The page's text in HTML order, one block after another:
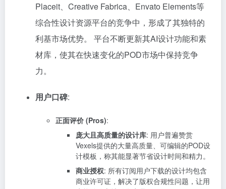
Placeit、Creative Fabrica、Envato Elements等
综合性设计资源平台的竞争中，形成了其独特的
利基市场优势。 平台不断更新其AI设计功能和素
材库，使其在快速变化的POD市场中保持竞争
力。
用户口碑:
正面评价 (Pros):
庞大且高质量的设计库: 用户普遍赞赏
Vexels提供的大量高质量、可编辑的POD设
计模板，称其能显著节省设计时间和精力。
商业授权: 所有订阅用户下载的设计均包含
商业许可证，解决了版权合规性问题，让用